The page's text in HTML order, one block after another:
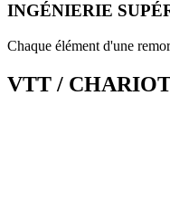
INGÉNIERIE
Chaque élément d'une
VTT /